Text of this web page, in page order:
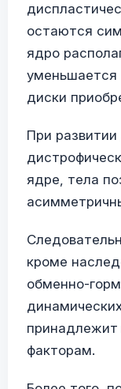
остаются
ядро
диски
При
ядре, тела
кроме
обменно-
факторам.